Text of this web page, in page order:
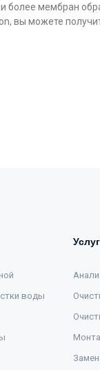
и более мембран
вы можете
воды